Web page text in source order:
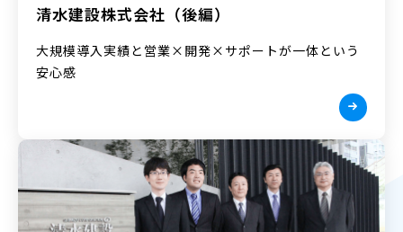
清水建設株式会社（後編）
大規模導入実績と営業×開発×サポートが一体という
安心感